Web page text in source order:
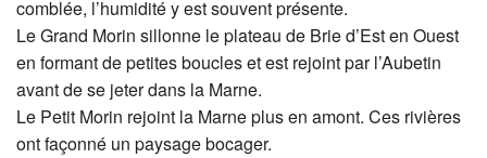
comblée, l’humidité y est souvent présente.
Le Grand Morin sillonne le plateau de Brie d’Est en Ouest
en formant de petites boucles et est rejoint par l’Aubetin
avant de se jeter dans la Marne.
Le Petit Morin rejoint la Marne plus en amont. Ces rivières
ont façonné un paysage bocager.